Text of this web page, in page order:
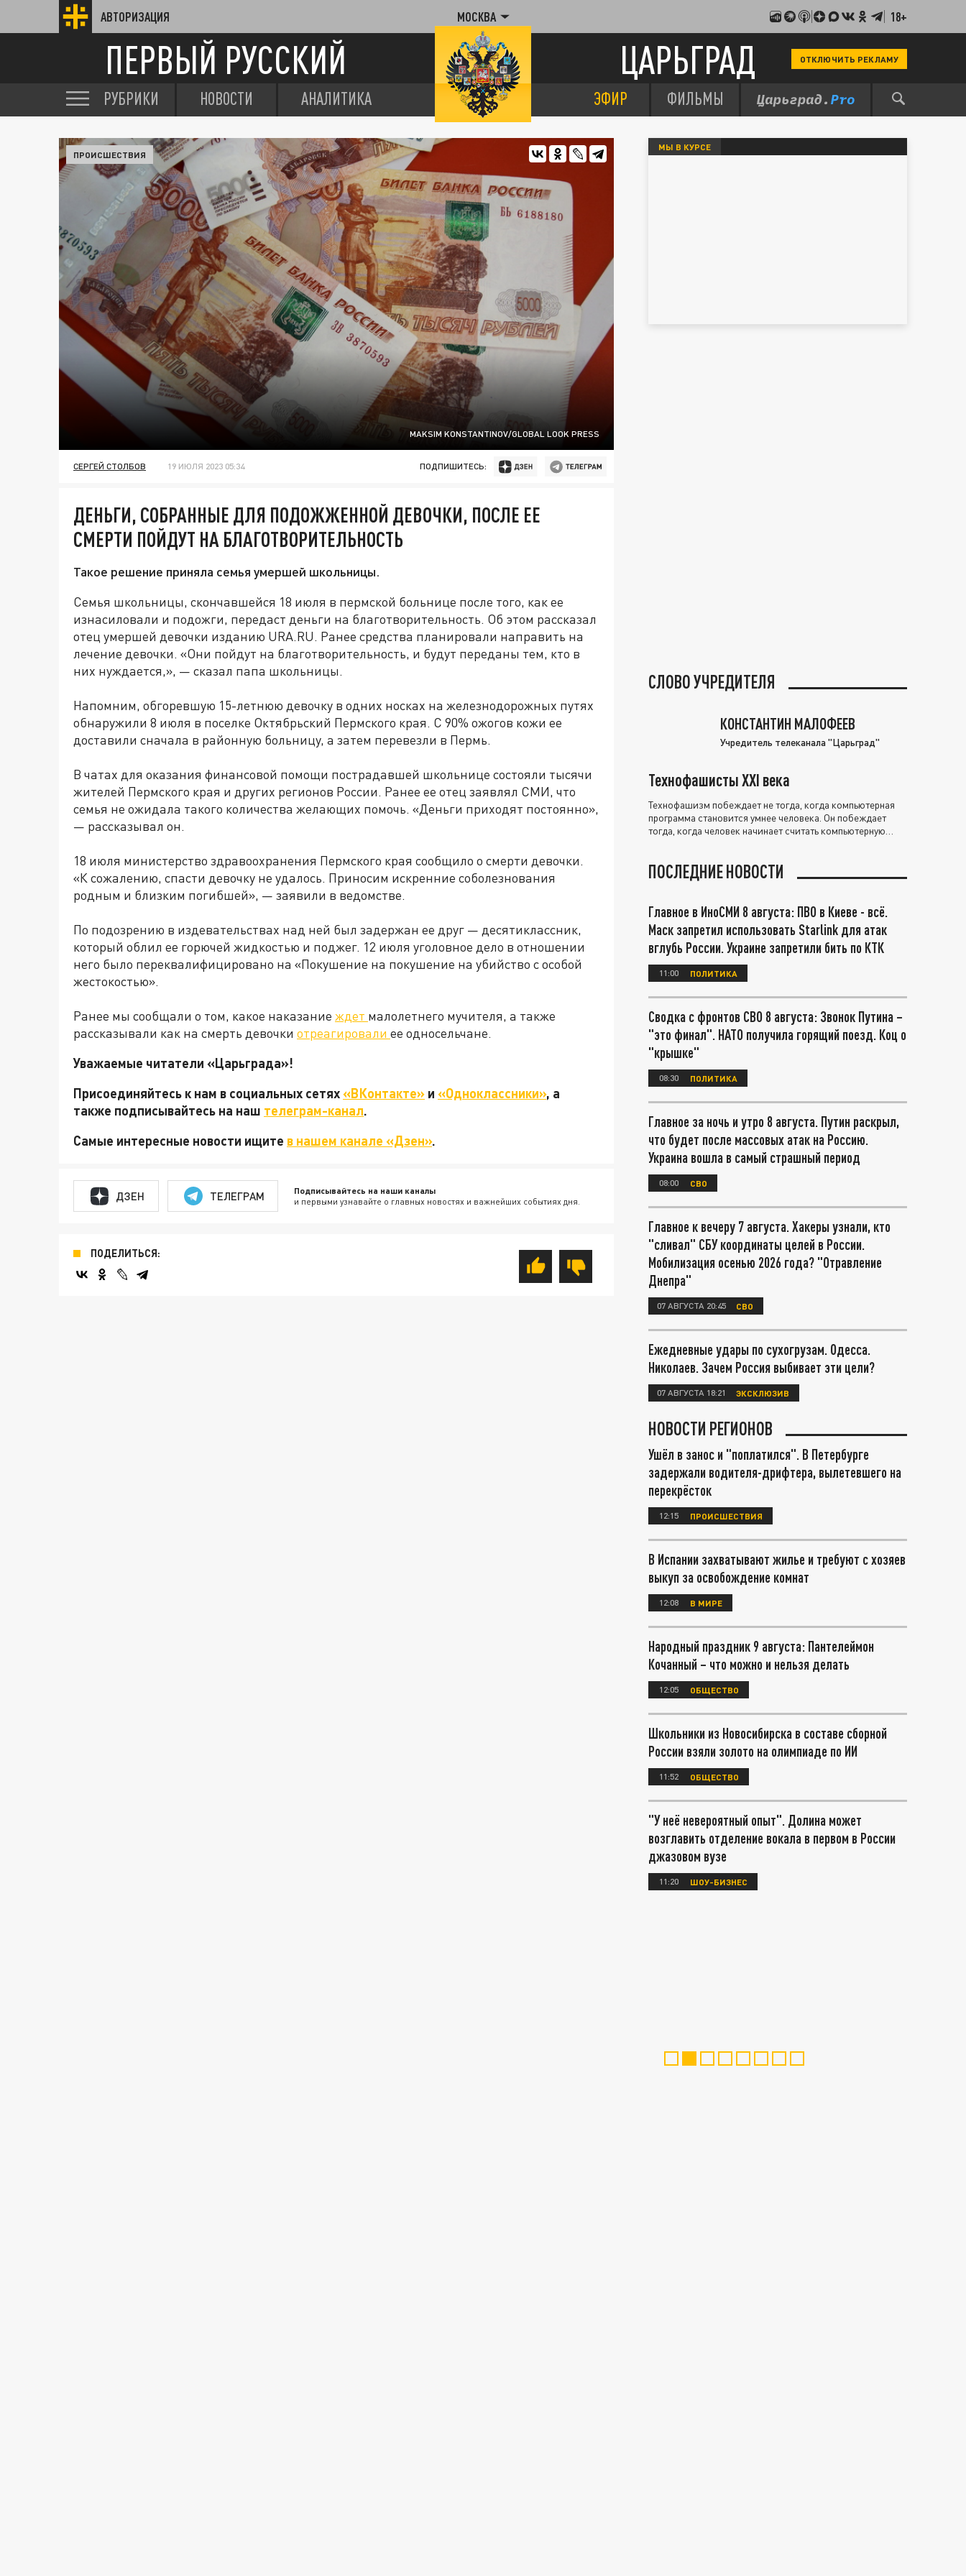
АВТОРИЗАЦИЯ МОСКВА 18+
ПЕРВЫЙ РУССКИЙ ЦАРЬГРАД ОТКЛЮЧИТЬ РЕКЛАМУ
РУБРИКИ НОВОСТИ АНАЛИТИКА ЭФИР ФИЛЬМЫ
MAKSIM KONSTANTINOV/GLOBAL LOOK PRESS
ПРОИСШЕСТВИЯ
СЕРГЕЙ СТОЛБОВ 19 ИЮЛЯ 2023 05:34 ПОДПИШИТЕСЬ:
ДЕНЬГИ, СОБРАННЫЕ ДЛЯ ПОДОЖЖЕННОЙ ДЕВОЧКИ, ПОСЛЕ ЕЕ
СМЕРТИ ПОЙДУТ НА БЛАГОТВОРИТЕЛЬНОСТЬ
Такое решение приняла семья умершей школьницы.
Семья школьницы, скончавшейся 18 июля в пермской больнице после того, как ее
изнасиловали и подожги, передаст деньги на благотворительность. Об этом рассказал
отец умершей девочки изданию URA.RU. Ранее средства планировали направить на
лечение девочки. «Они пойдут на благотворительность, и будут переданы тем, кто в
них нуждается,», — сказал папа школьницы.
Напомним, обгоревшую 15-летнюю девочку в одних носках на железнодорожных путях
обнаружили 8 июля в поселке Октябрьский Пермского края. С 90% ожогов кожи ее
доставили сначала в районную больницу, а затем перевезли в Пермь.
В чатах для оказания финансовой помощи пострадавшей школьнице состояли тысячи
жителей Пермского края и других регионов России. Ранее ее отец заявлял СМИ, что
семья не ожидала такого количества желающих помочь. «Деньги приходят постоянно»,
— рассказывал он.
18 июля министерство здравоохранения Пермского края сообщило о смерти девочки.
«К сожалению, спасти девочку не удалось. Приносим искренние соболезнования
родным и близким погибшей», — заявили в ведомстве.
По подозрению в издевательствах над ней был задержан ее друг — десятиклассник,
который облил ее горючей жидкостью и поджег. 12 июля уголовное дело в отношении
него было переквалифицировано на «Покушение на покушение на убийство с особой
жестокостью».
Ранее мы сообщали о том, какое наказание ждет малолетнего мучителя, а также
рассказывали как на смерть девочки отреагировали ее односельчане.
Уважаемые читатели «Царьграда»!
Присоединяйтесь к нам в социальных сетях«ВКонтакте» и «Одноклассники», а
также подписывайтесь на наш телеграм-канал.
Самые интересные новости ищите в нашем канале «Дзен».
ДЗЕН ТЕЛЕГРАМ Подписывайтесь на наши каналы
и первыми узнавайте о главных новостях и важнейших событиях дня.
ПОДЕЛИТЬСЯ:
МЫ В КУРСЕ
СЛОВО УЧРЕДИТЕЛЯ
КОНСТАНТИН МАЛОФЕЕВ
Учредитель телеканала "Царьград"
Технофашисты XXI века
Технофашизм побеждает не тогда, когда компьютерная
программа становится умнее человека. Он побеждает
тогда, когда человек начинает считать компьютерную
ПОСЛЕДНИЕ НОВОСТИ
Главное в ИноСМИ 8 августа: ПВО в Киеве - всё.
Маск запретил использовать Starlink для атак
вглубь России. Украине запретили бить по КТК
11:00 ПОЛИТИКА
Сводка с фронтов СВО 8 августа: Звонок Путина –
"это финал". НАТО получила горящий поезд. Коц о
"крышке"
08:30 ПОЛИТИКА
Главное за ночь и утро 8 августа. Путин раскрыл,
что будет после массовых атак на Россию.
Украина вошла в самый страшный период
08:00 СВО
Главное к вечеру 7 августа. Хакеры узнали, кто
"сливал" СБУ координаты целей в России.
Мобилизация осенью 2026 года? "Отравление
Днепра"
07 АВГУСТА 20:45 СВО
Ежедневные удары по сухогрузам. Одесса.
Николаев. Зачем Россия выбивает эти цели?
07 АВГУСТА 18:21 ЭКСКЛЮЗИВ
НОВОСТИ РЕГИОНОВ
Ушёл в занос и "поплатился". В Петербурге
задержали водителя-дрифтера, вылетевшего на
перекрёсток
12:15 ПРОИСШЕСТВИЯ
В Испании захватывают жилье и требуют с хозяев
выкуп за освобождение комнат
12:08 В МИРЕ
Народный праздник 9 августа: Пантелеймон
Кочанный – что можно и нельзя делать
12:05 ОБЩЕСТВО
Школьники из Новосибирска в составе сборной
России взяли золото на олимпиаде по ИИ
11:52 ОБЩЕСТВО
"У неё невероятный опыт". Долина может
возглавить отделение вокала в первом в России
джазовом вузе
11:20 ШОУ-БИЗНЕС